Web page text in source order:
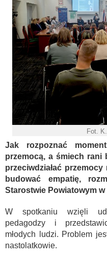
Fot.
Jak rozpoznać
przemocą, a śmiech rani
przeciwdziałać
budować empatię,
Starostwie Powiatowym w
W spotkaniu wzięli
pedagodzy i
młodych ludzi. Problem
nastolatkowie.